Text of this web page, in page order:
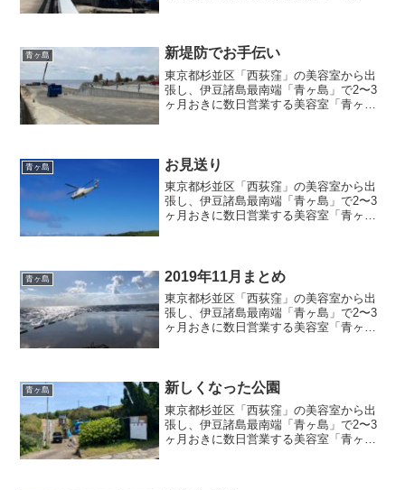
青ヶ島 新堤防でお手伝い
東京都杉並区「西荻窪」の美容室から出
張し、伊豆諸島最南端「青ヶ島」で2〜3
ヶ月おきに数日営業する美容室「青ヶ島
青ヶ島 お見送り
東京都杉並区「西荻窪」の美容室から出
張し、伊豆諸島最南端「青ヶ島」で2〜3
ヶ月おきに数日営業する美容室「青ヶ島
青ヶ島 2019年11月まとめ
東京都杉並区「西荻窪」の美容室から出
張し、伊豆諸島最南端「青ヶ島」で2〜3
ヶ月おきに数日営業する美容室「青ヶ島
青ヶ島 新しくなった公園
東京都杉並区「西荻窪」の美容室から出
張し、伊豆諸島最南端「青ヶ島」で2〜3
ヶ月おきに数日営業する美容室「青ヶ島